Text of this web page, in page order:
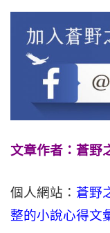
文章作者：蒼野
個人網站： 蒼野
整的小說心得文